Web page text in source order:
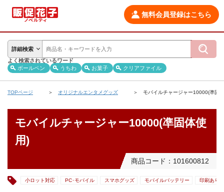
無料会員登録はこちら
詳細検索
よく検索されているワード
ボールペン
うちわ お菓子 クリアファイル
TOPページ オリジナルエンタメグッズ モバイルチャージャー10000(凖固
モバイルチャージャー10000(凖固体使
用)
商品コード：101600812
小ロット対応 PC･モバイル スマホグッズ モバイルバッテリー 印刷あり